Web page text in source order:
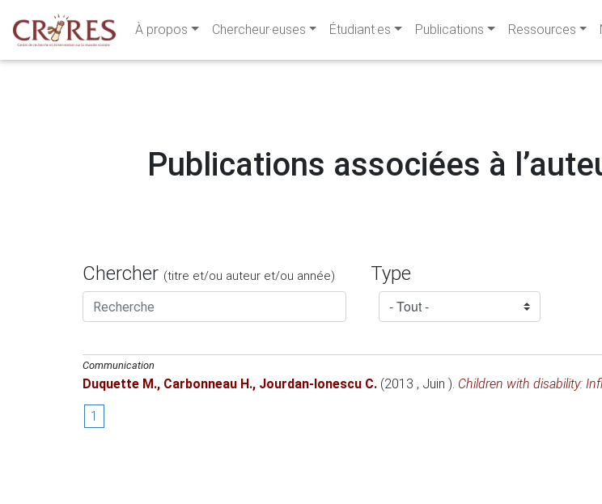
À propos Chercheur·euses Étudiant·es Publications Ressources
Publications associées à
Chercher (titre et/ou auteur et/ou année) Type
Communication
Duquette M., Carbonneau H., Jourdan-Ionescu C. (2013 , Juin ). Children with disability:
1